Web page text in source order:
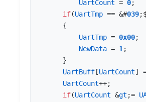
UartCount = 0;
if(UartTmp == &#039;
{
UartTmp = 0x00;
NewData = 1;
}
UartBuff [UartCount]
UartCount++;
if(UartCount &gt ;=